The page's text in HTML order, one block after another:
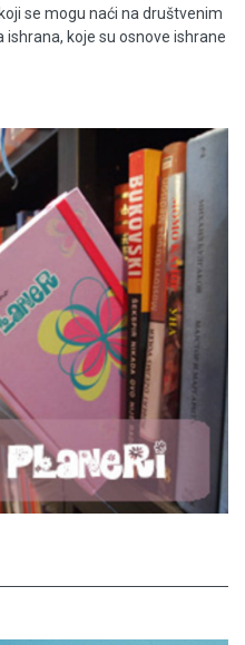
se mogu naći na društvenim
koje su osnove ishrane